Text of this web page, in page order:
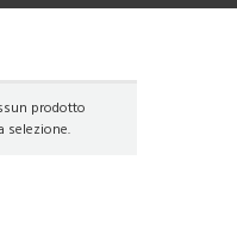
prodotto
selezione.